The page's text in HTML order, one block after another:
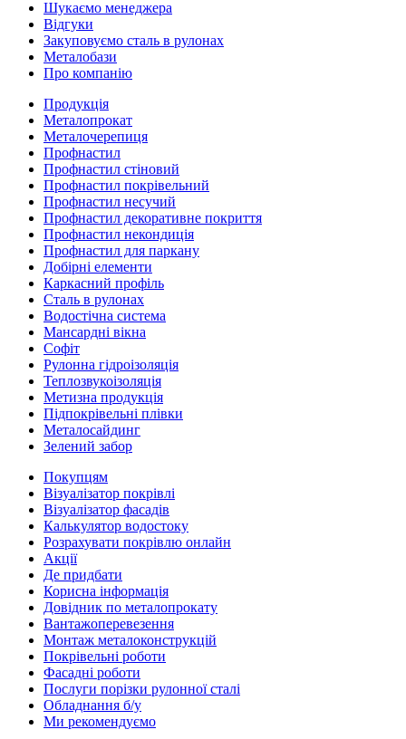
Шукаємо менеджера
Відгуки
Закуповуємо сталь в рулонах
Металобази
Про компанію
Продукція
Металопрокат
Металочерепиця
Профнастил
Профнастил стіновий
Профнастил покрівельний
Профнастил несучий
Профнастил декоративне покриття
Профнастил некондиція
Профнастил для паркану
Добірні елементи
Каркасний профіль
Сталь в рулонах
Водостічна система
Мансардні вікна
Софіт
Рулонна гідроізоляція
Теплозвукоізоляція
Метизна продукція
Підпокрівельні плівки
Металосайдинг
Зелений забор
Покупцям
Візуалізатор покрівлі
Візуалізатор фасадів
Калькулятор водостоку
Розрахувати покрівлю онлайн
Акції
Де придбати
Корисна інформація
Довідник по металопрокату
Вантажоперевезення
Монтаж металоконструкцій
Покрівельні роботи
Фасадні роботи
Послуги порізки рулонної сталі
Обладнання б/у
Ми рекомендуємо